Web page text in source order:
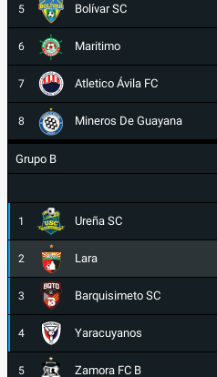
5 Bolívar SC
6 Maritimo
7 Atletico Ávila FC
8 Mineros De Guayana
Grupo B
1 Ureña SC
2 Lara
3 Barquisimeto SC
4 Yaracuyanos
5 Zamora FC B